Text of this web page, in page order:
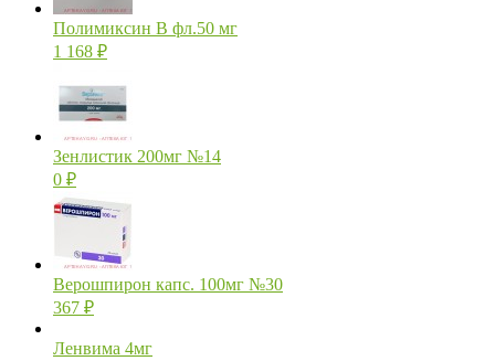
Полимиксин В фл.50 мг
1 168 ₽
Зенлистик 200мг №14
0 ₽
Верошпирон капс. 100мг №30
367 ₽
Ленвима 4мг